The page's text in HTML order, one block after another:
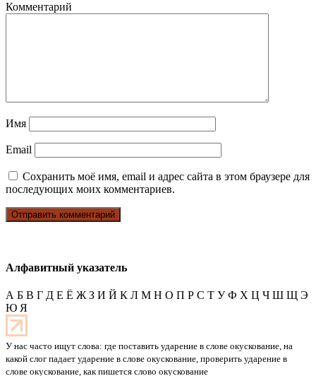
Комментарий
Имя
Email
Сохранить моё имя, email и адрес сайта в этом браузере для
последующих моих комментариев.
Алфавитный указатель
А Б В Г Д Е Ё Ж З И Й К Л М Н О П Р С Т У Ф Х Ц Ч Ш Щ Э
Ю Я
У нас часто ищут слова: где поставить ударение в слове окускование, на
какой слог падает ударение в слове окускование, проверить ударение в
слове окускование, как пишется слово окускование